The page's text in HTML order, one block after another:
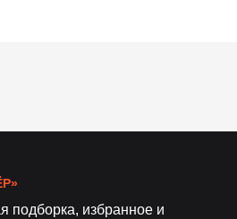
подборка, избранное и